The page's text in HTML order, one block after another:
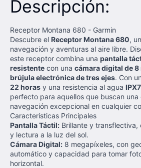
Descripción:
Receptor Montana 680 - Garmin
Descubre el Receptor Montana 680,
navegación y aventuras al aire libre.
este receptor combina una pantalla
resistente con una cámara digital de
brújula electrónica de tres ejes. Con
22 horas y una resistencia al agua IPX7
perfecto para aquellos que buscan
navegación excepcional en cualquier
Características Principales
Pantalla Táctil: Brillante y
y lectura a la luz del sol.
Cámara Digital: 8 megapíxeles, con
automático y capacidad para tomar
horizontal.